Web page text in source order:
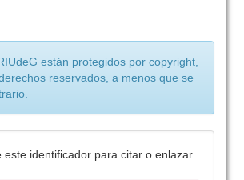
están protegidos por copyright,
reservados, a menos que se
este identificador para citar o enlazar